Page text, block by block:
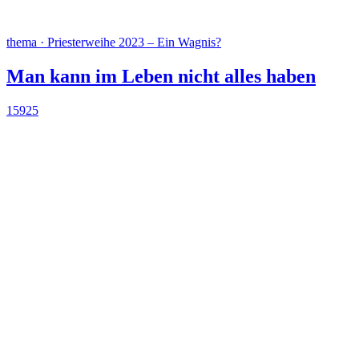
thema · Priesterweihe 2023 – Ein Wagnis?
Man kann im Leben nicht alles haben
15925